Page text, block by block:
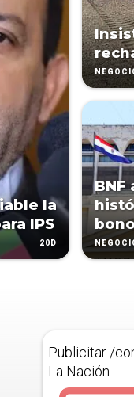
la
IPS
20D
BNF
Publicitar /
La Nación